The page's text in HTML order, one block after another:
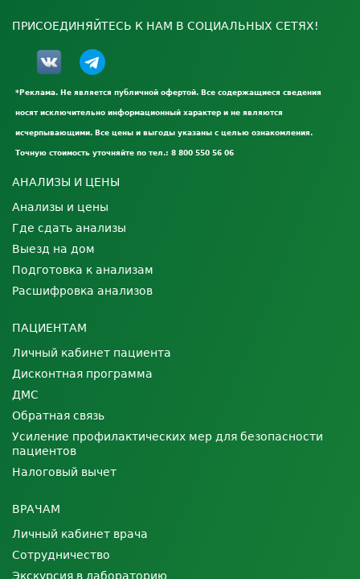
ПРИСОЕДИНЯЙТЕСЬ К НАМ В СОЦИАЛЬНЫХ СЕТЯХ!
*Реклама. Не является публичной офертой. Все содержащиеся сведения
носят исключительно информационный характер и не являются
исчерпывающими. Все цены и выгоды указаны с целью ознакомления.
Точную стоимость уточняйте по тел.: 8 800 550 56 06
АНАЛИЗЫ И ЦЕНЫ
Анализы и цены
Где сдать анализы
Выезд на дом
Подготовка к анализам
Расшифровка анализов
ПАЦИЕНТАМ
Личный кабинет пациента
Дисконтная программа
ДМС
Обратная связь
Усиление профилактических мер для безопасности
пациентов
Налоговый вычет
ВРАЧАМ
Личный кабинет врача
Сотрудничество
Экскурсия в лабораторию